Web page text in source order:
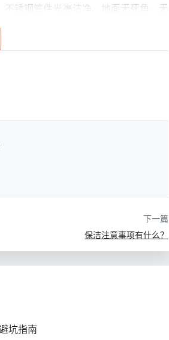
锈钢管件光亮洁净、地面无死角、无
胶渍，排风口、空调出风口无灰尘、
上无尘土。6.地面的标准：木地板无
污渍、无胶点、光泽度高。
下一篇
保洁注意事项有什么？
坑指南